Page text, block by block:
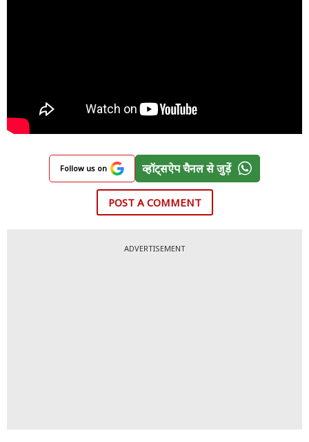
Follow us on व्हॉट्सऐप चैनल से जुड़ें
POST A COMMENT
ADVERTISEMENT